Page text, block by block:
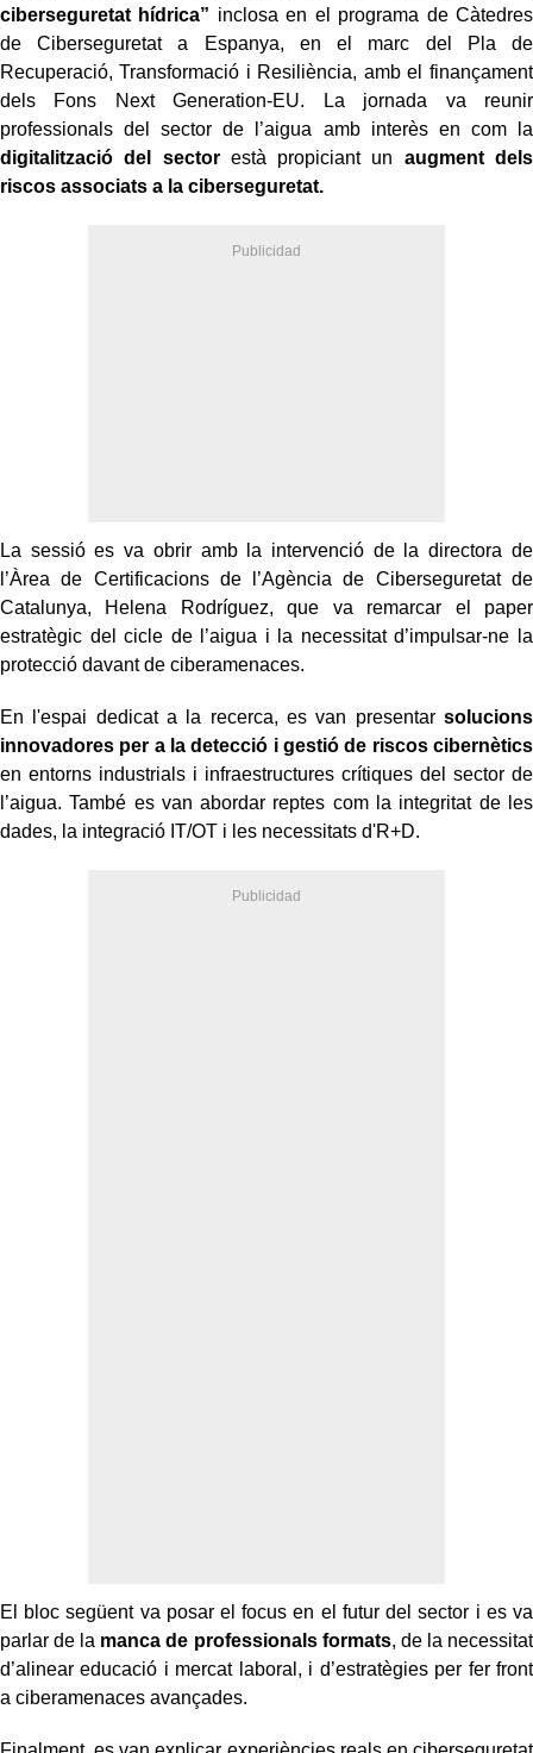
ciberseguretat hídrica” inclosa en el programa de Càtedres
de Ciberseguretat a Espanya, en el marc del Pla de
Recuperació, Transformació i Resiliència, amb el finançament
dels Fons Next Generation-EU. La jornada va reunir
professionals del sector de l’aigua amb interès en com la
digitalització del sectorestà propiciant un augment dels
riscos associats a la ciberseguretat.
La sessió es va obrir amb la intervenció de la directora de
l’Àrea de Certificacions de l’Agència de Ciberseguretat de
Catalunya, Helena Rodríguez, que va remarcar el paper
estratègic del cicle de l’aigua i la necessitat d’impulsar-ne la
protecció davant de ciberamenaces.
En l'espai dedicat a la recerca, es van presentar solucions
innovadores per a la detecció i gestió de riscos cibernètics
en entorns industrials i infraestructures crítiques del sector de
l’aigua. També es van abordar reptes com la integritat de les
dades, la integració IT/OT i les necessitats d'R+D.
El bloc següent va posar el focus en el futur del sector i es va
parlar de la manca de professionals formats, de la necessitat
d’alinear educació i mercat laboral, i d’estratègies per fer front
a ciberamenaces avançades.